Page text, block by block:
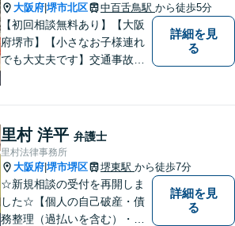
大阪府 堺市北区 中百舌鳥駅 から徒歩5分
【初回相談無料あり】【大阪
府堺市】【小さなお子様連れ
でも大丈夫です】交通事故、
詳細を見
る
里村 洋平 弁護士
里村法律事務所
大阪府 堺市堺区 堺東駅 から徒歩7分
☆新規相談の受付を再開しま
した☆【個人の自己破産・債
務整理（過払いを含む）・法
詳細を見
る